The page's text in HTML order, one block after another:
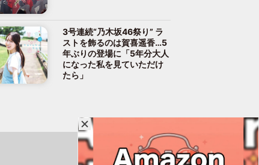
3号連続“乃木坂46祭り” ラ
ストを飾るのは賀喜遥香…5
年ぶりの登場に「5年分大人
になった私を見ていただけ
たら」